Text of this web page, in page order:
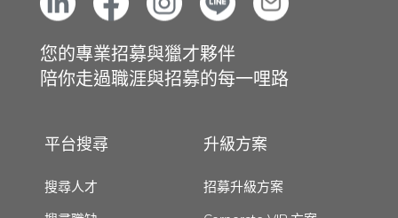
您的專業招募與獵才夥伴
陪你走過職涯與招募的每一哩路
平台搜尋
搜尋人才
升級方案
招募升級方案